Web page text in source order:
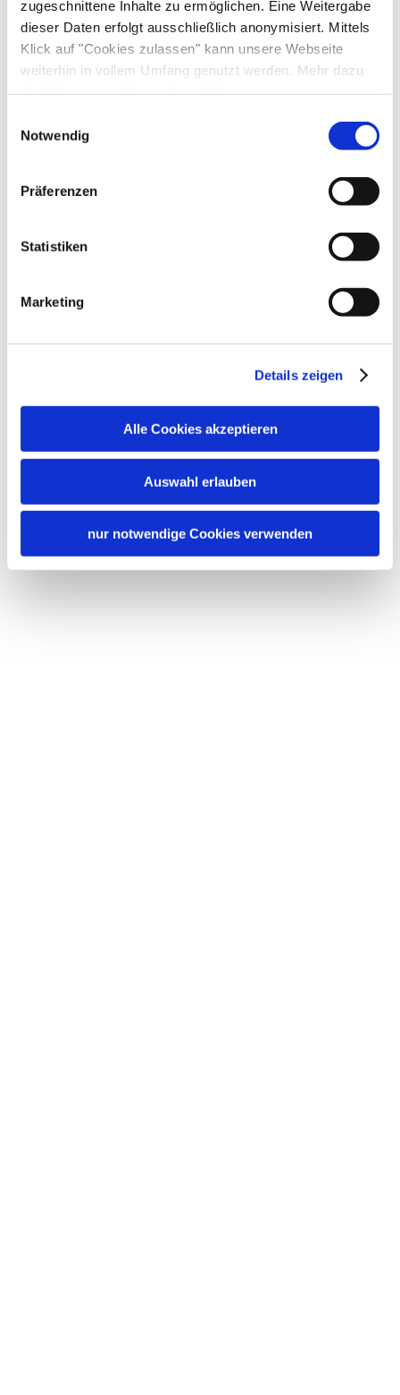
zugeschnittene Inhalte zu ermöglichen. Eine Weitergabe
dieser Daten erfolgt ausschließlich anonymisiert. Mittels
Klick auf "Cookies zulassen" kann unsere Webseite
weiterhin in vollem Umfang genutzt werden. Mehr dazu
steht in unserer Datenschutzerklärung.
gelistet.
Notwendig
Präferenzen
Statistiken
Marketing
Details zeigen
Alle Cookies akzeptieren
Auswahl erlauben
nur notwendige Cookies verwenden